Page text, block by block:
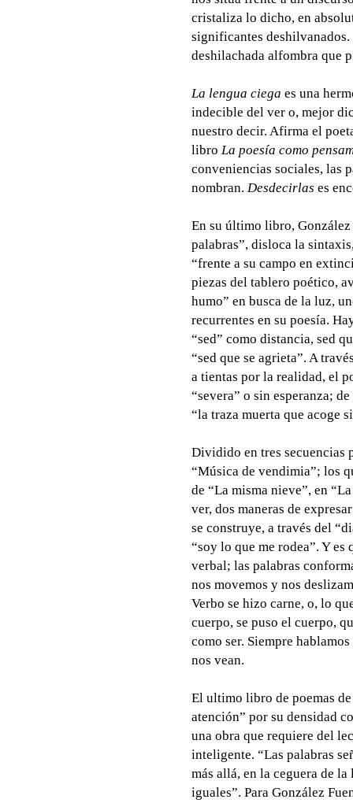
cristaliza lo dicho, en
significantes
deshilachada alfombra que
La lengua ciega es una
indecible del ver o, mejor
nuestro decir. Afirma el
libro La poesía como
conveniencias sociales, las
nombran. Desdecirlas es
En su último libro,
palabras”, disloca la
“frente a su campo en
piezas del tablero poético,
humo” en busca de la luz,
recurrentes en su poesía.
“sed” como distancia, sed
“sed que se agrieta”. A
a tientas por la realidad, el
“severa” o sin esperanza;
“la traza muerta que acoge
Dividido en tres secuencias
“Música de vendimia”; los
de “La misma nieve”, en
ver, dos maneras de
se construye, a través del
“soy lo que me rodea”. Y
verbal; las palabras
nos movemos y nos
Verbo se hizo carne, o, lo
cuerpo, se puso el cuerpo,
como ser. Siempre
nos vean.
El ultimo libro de poemas
atención” por su densidad
una obra que requiere del
inteligente. “Las palabras
más allá, en la ceguera de
iguales”. Para González